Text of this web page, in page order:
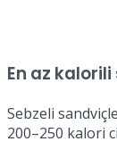
En az
Sebzeli
200–250 kalori